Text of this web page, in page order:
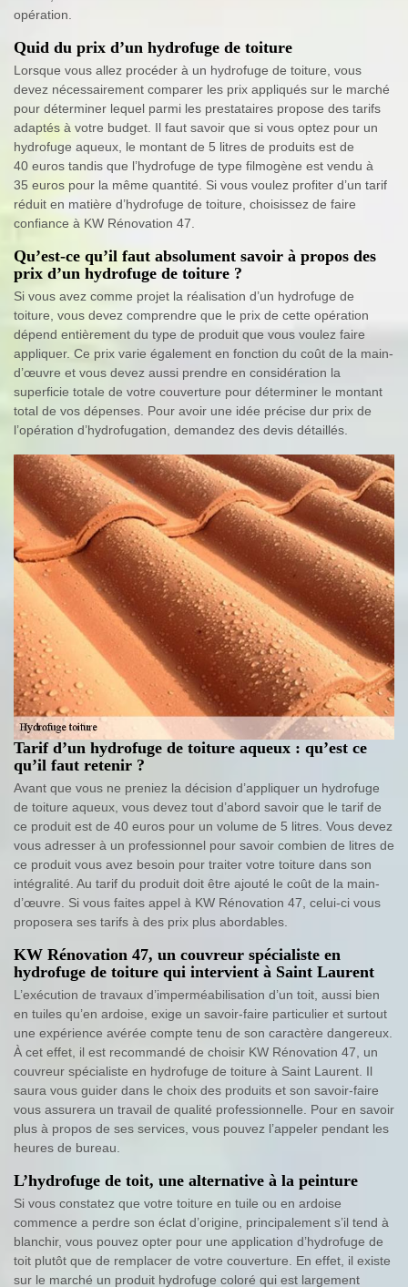
opération.
Quid du prix d’un hydrofuge de toiture
Lorsque vous allez procéder à un hydrofuge de toiture, vous
devez nécessairement comparer les prix appliqués sur le marché
pour déterminer lequel parmi les prestataires propose des tarifs
adaptés à votre budget. Il faut savoir que si vous optez pour un
hydrofuge aqueux, le montant de 5 litres de produits est de
40 euros tandis que l’hydrofuge de type filmogène est vendu à
35 euros pour la même quantité. Si vous voulez profiter d’un tarif
réduit en matière d’hydrofuge de toiture, choisissez de faire
confiance à KW Rénovation 47.
Qu’est-ce qu’il faut absolument savoir à propos des
prix d’un hydrofuge de toiture ?
Si vous avez comme projet la réalisation d’un hydrofuge de
toiture, vous devez comprendre que le prix de cette opération
dépend entièrement du type de produit que vous voulez faire
appliquer. Ce prix varie également en fonction du coût de la main-
d’œuvre et vous devez aussi prendre en considération la
superficie totale de votre couverture pour déterminer le montant
total de vos dépenses. Pour avoir une idée précise dur prix de
l’opération d’hydrofugation, demandez des devis détaillés.
Tarif d’un hydrofuge de toiture aqueux : qu’est ce
qu’il faut retenir ?
Avant que vous ne preniez la décision d’appliquer un hydrofuge
de toiture aqueux, vous devez tout d’abord savoir que le tarif de
ce produit est de 40 euros pour un volume de 5 litres. Vous devez
vous adresser à un professionnel pour savoir combien de litres de
ce produit vous avez besoin pour traiter votre toiture dans son
intégralité. Au tarif du produit doit être ajouté le coût de la main-
d’œuvre. Si vous faites appel à KW Rénovation 47, celui-ci vous
proposera ses tarifs à des prix plus abordables.
KW Rénovation 47, un couvreur spécialiste en
hydrofuge de toiture qui intervient à Saint Laurent
L’exécution de travaux d’imperméabilisation d’un toit, aussi bien
en tuiles qu’en ardoise, exige un savoir-faire particulier et surtout
une expérience avérée compte tenu de son caractère dangereux.
À cet effet, il est recommandé de choisir KW Rénovation 47, un
couvreur spécialiste en hydrofuge de toiture à Saint Laurent. Il
saura vous guider dans le choix des produits et son savoir-faire
vous assurera un travail de qualité professionnelle. Pour en savoir
plus à propos de ses services, vous pouvez l’appeler pendant les
heures de bureau.
L’hydrofuge de toit, une alternative à la peinture
Si vous constatez que votre toiture en tuile ou en ardoise
commence a perdre son éclat d’origine, principalement s’il tend à
blanchir, vous pouvez opter pour une application d’hydrofuge de
toit plutôt que de remplacer de votre couverture. En effet, il existe
sur le marché un produit hydrofuge coloré qui est largement